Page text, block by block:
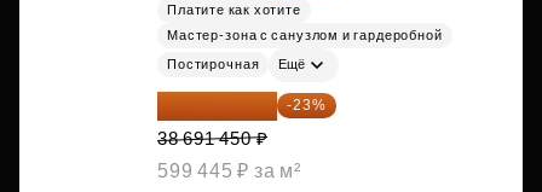
Платите как хотите
Мастер-зона с санузлом и гардеробной
Постирочная Ещё
29 792 417 ₽ -23%
38 691 450 ₽
599 445 ₽ за м²